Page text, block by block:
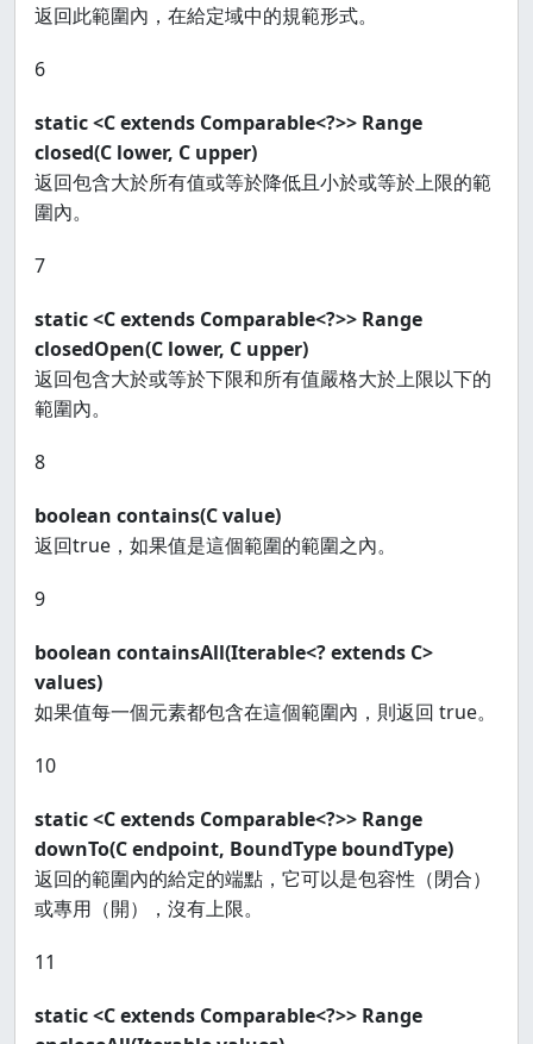
返回此範圍內，在給定域中的規範形式。
6
static <C extends Comparable<?>> Range
closed(C lower, C upper)
返回包含大於所有值或等於降低且小於或等於上限的範
圍內。
7
static <C extends Comparable<?>> Range
closedOpen(C lower, C upper)
返回包含大於或等於下限和所有值嚴格大於上限以下的
範圍內。
8
boolean contains(C value)
返回true，如果值是這個範圍的範圍之內。
9
boolean containsAll(Iterable<? extends C>
values)
如果值每一個元素都包含在這個範圍內，則返回 true。
10
static <C extends Comparable<?>> Range
downTo(C endpoint, BoundType boundType)
返回的範圍內的給定的端點，它可以是包容性（閉合）
或專用（開），沒有上限。
11
static <C extends Comparable<?>> Range